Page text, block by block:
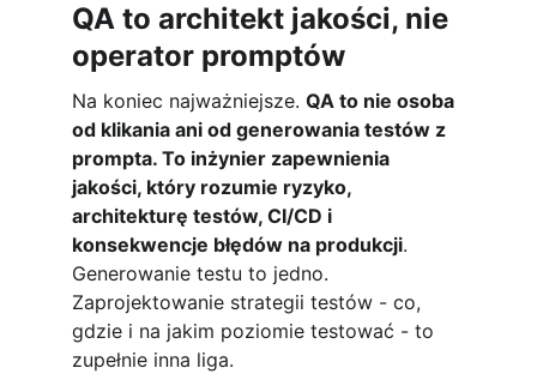
QA to architekt jakości, nie
operator promptów
Na koniec najważniejsze. QA to nie osoba
od klikania ani od generowania testów z
prompta. To inżynier zapewnienia
jakości, który rozumie ryzyko,
architekturę testów, CI/CD i
konsekwencje błędów na produkcji.
Generowanie testu to jedno.
Zaprojektowanie strategii testów - co,
gdzie i na jakim poziomie testować - to
zupełnie inna liga.